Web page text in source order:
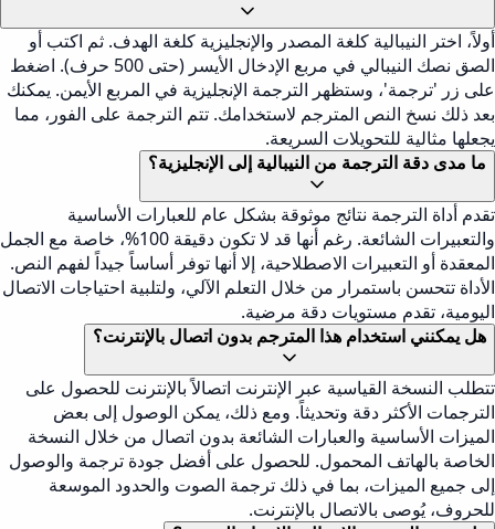
أولاً، اختر النيبالية كلغة المصدر والإنجليزية كلغة الهدف. ثم اكتب أو
الصق نصك النيبالي في مربع الإدخال الأيسر (حتى 500 حرف). اضغط
على زر 'ترجمة'، وستظهر الترجمة الإنجليزية في المربع الأيمن. يمكنك
بعد ذلك نسخ النص المترجم لاستخدامك. تتم الترجمة على الفور، مما
يجعلها مثالية للتحويلات السريعة.
ما مدى دقة الترجمة من النيبالية إلى الإنجليزية؟
تقدم أداة الترجمة نتائج موثوقة بشكل عام للعبارات الأساسية
والتعبيرات الشائعة. رغم أنها قد لا تكون دقيقة 100%، خاصة مع الجمل
المعقدة أو التعبيرات الاصطلاحية، إلا أنها توفر أساساً جيداً لفهم النص.
الأداة تتحسن باستمرار من خلال التعلم الآلي، ولتلبية احتياجات الاتصال
اليومية، تقدم مستويات دقة مرضية.
هل يمكنني استخدام هذا المترجم بدون اتصال بالإنترنت؟
تتطلب النسخة القياسية عبر الإنترنت اتصالاً بالإنترنت للحصول على
الترجمات الأكثر دقة وتحديثاً. ومع ذلك، يمكن الوصول إلى بعض
الميزات الأساسية والعبارات الشائعة بدون اتصال من خلال النسخة
الخاصة بالهاتف المحمول. للحصول على أفضل جودة ترجمة والوصول
إلى جميع الميزات، بما في ذلك ترجمة الصوت والحدود الموسعة
للحروف، يُوصى بالاتصال بالإنترنت.